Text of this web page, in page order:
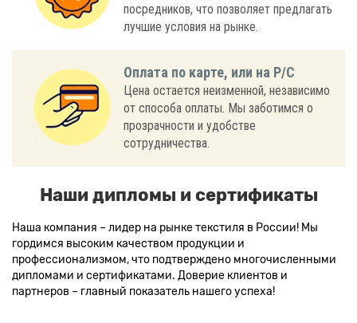
посредников, что позволяет предлагать
лучшие условия на рынке.
Оплата по карте, или на Р/С
Цена остается неизменной, независимо
от способа оплаты. Мы заботимся о
прозрачности и удобстве
сотрудничества.
Наши дипломы и сертификаты
Наша компания – лидер на рынке текстиля в России! Мы
гордимся высоким качеством продукции и
профессионализмом, что подтверждено многочисленными
дипломами и сертификатами. Доверие клиентов и
партнеров – главный показатель нашего успеха!